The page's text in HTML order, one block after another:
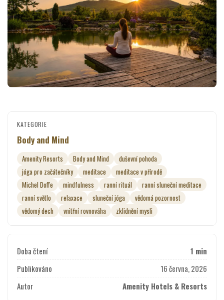
KATEGORIE
Body and Mind
Amenity Resorts Body and Mind
duševní pohoda
jóga pro začátečníky
meditace
meditace v přírodě
Michel Doffe
mindfulness ranní rituál
ranní sluneční meditace
ranní světlo
relaxace sluneční jóga
vědomá pozornost
vědomý dech
vnitřní rovnováha zklidnění mysli
Doba čtení
1 min
Publikováno
16 června, 2026
Autor
Amenity Hotels & Resorts